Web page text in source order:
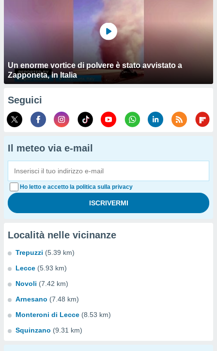
Un enorme vortice di polvere è stato avvistato a
Zapponeta, in Italia
Seguici
Il meteo via e-mail
Ho letto e accetto la politica sulla privacy
Località nelle vicinanze
Trepuzzi (5.39 km)
Lecce (5.93 km)
Novoli (7.42 km)
Arnesano (7.48 km)
Monteroni di Lecce (8.53 km)
Squinzano (9.31 km)